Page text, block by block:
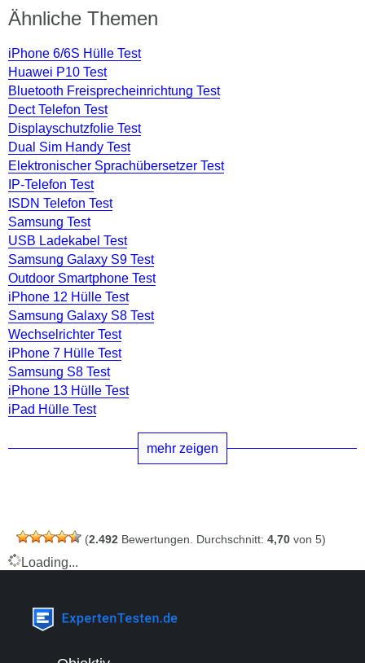
Ähnliche Themen
iPhone 6/6S Hülle Test
Huawei P10 Test
Bluetooth Freisprecheinrichtung Test
Dect Telefon Test
Displayschutzfolie Test
Dual Sim Handy Test
Elektronischer Sprachübersetzer Test
IP-Telefon Test
ISDN Telefon Test
Samsung Test
USB Ladekabel Test
Samsung Galaxy S9 Test
Outdoor Smartphone Test
iPhone 12 Hülle Test
Samsung Galaxy S8 Test
Wechselrichter Test
iPhone 7 Hülle Test
Samsung S8 Test
iPhone 13 Hülle Test
iPad Hülle Test
mehr zeigen
(2.492 Bewertungen. Durchschnitt: 4,70 von 5)
Loading...